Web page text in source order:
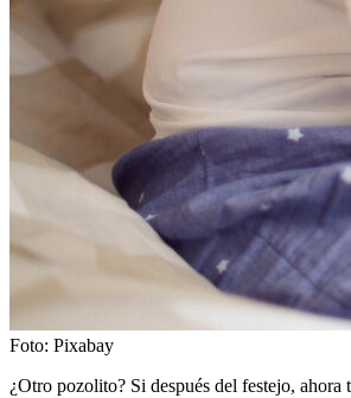
Foto: Pixabay
¿Otro pozolito? Si después del festejo, ahora